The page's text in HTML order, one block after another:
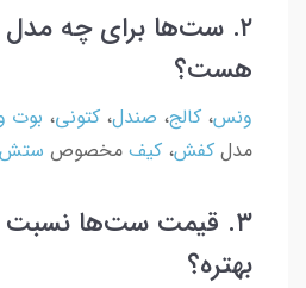
۲. ست‌ها برای چه
هست؟
ونس، کالج، صندل، کتونی، بوت
مدل کفش، کیف مخصوص ستش
۳. قیمت ست‌ها نسبت
بهتره؟